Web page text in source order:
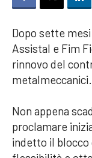
Dopo sette
Assistal e Fim
rinnovo del
metalmeccanici.
Non appena
proclamare
indetto il blocco